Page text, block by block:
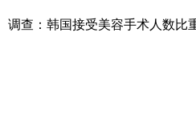
调查：韩国接受美容手术人数比